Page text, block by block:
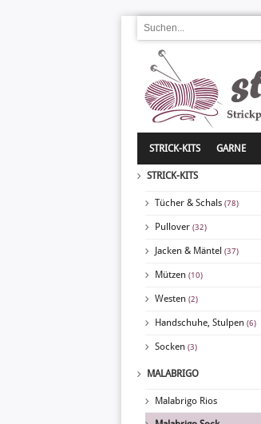
STRICK-KITS GARNE
STRICK-KITS
Tücher & Schals (78)
Pullover (32)
Jacken & Mäntel (37)
Mützen (10)
Westen (2)
Handschuhe, Stulpen (6)
Socken (3)
MALABRIGO
Malabrigo Rios